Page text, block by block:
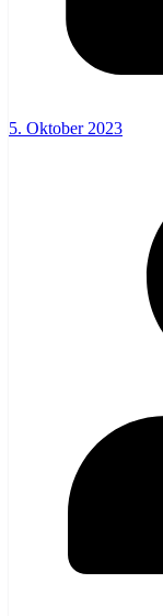
5. Oktober 2023